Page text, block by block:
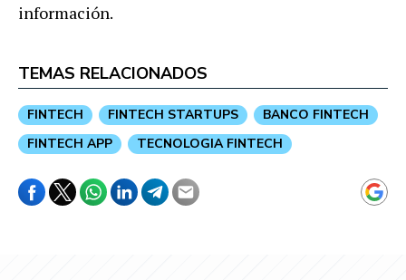
información.
TEMAS RELACIONADOS
FINTECH FINTECH STARTUPS
BANCO FINTECH
FINTECH APP
TECNOLOGIA FINTECH